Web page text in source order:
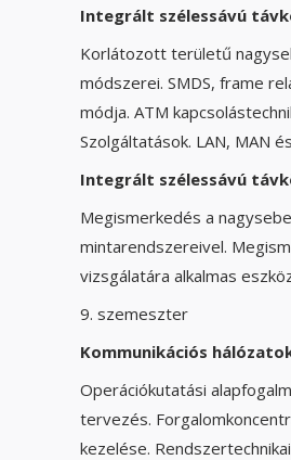
Integrált szélessávú
Korlátozott területű
módszerei. SMDS, frame
módja. ATM
Szolgáltatások. LAN, MAN
Integrált szélessávú
Megismerkedés a
mintarendszereivel.
vizsgálatára alkalmas
9. szemeszter
Kommunikációs
Operációkutatási
tervezés.
kezelése.